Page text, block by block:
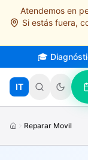
Saltar alAtendemos en
Si estás fuera,
🎓
IT
Reparar Movil